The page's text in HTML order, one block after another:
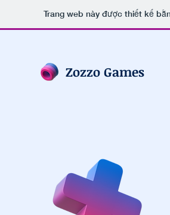
Trang web này được thiết kế
Zozzo Games